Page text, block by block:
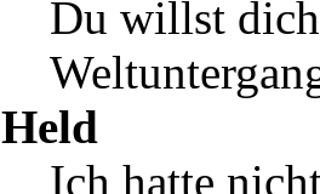
Du willst dich
Held
Ich hatte